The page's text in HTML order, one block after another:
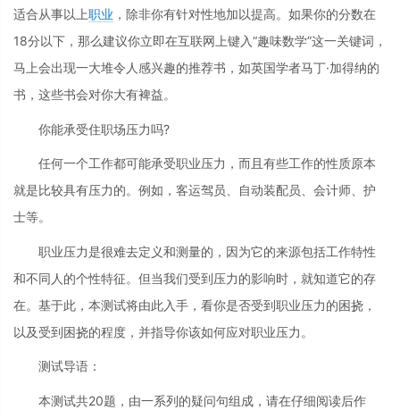
适合从事以上职业 ，除非你有针对性地加以提高。如果你的分数在
18分以下，那么建议你立即在互联网上键入“趣味数学”这一关键词，
马上会出现一大堆令人感兴趣的推荐书，如英国学者马丁·加得纳的
书，这些书会对你大有裨益。
你能承受住职场压力吗?
任何一个工作都可能承受职业压力，而且有些工作的性质原本
就是比较具有压力的。例如，客运驾员、自动装配员、会计师、护
士等。
职业压力是很难去定义和测量的，因为它的来源包括工作特性
和不同人的个性特征。但当我们受到压力的影响时，就知道它的存
在。基于此，本测试将由此入手，看你是否受到职业压力的困挠，
以及受到困挠的程度，并指导你该如何应对职业压力。
测试导语：
本测试共20题，由一系列的疑问句组成，请在仔细阅读后作